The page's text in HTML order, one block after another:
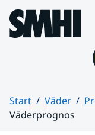
Hoppa till sidans
Start Väder
Väderprognos